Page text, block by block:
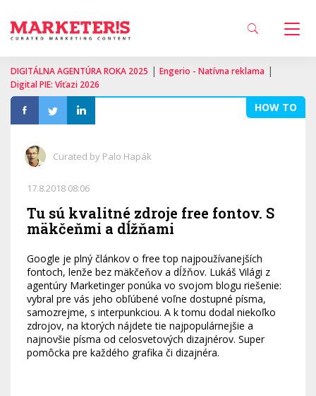
DIGITÁLNA AGENTÚRA ROKA 2025 | Engerio - Natívna reklama |
Digital PIE: Víťazi 2026
HOW TO
Curated by Palo Hapák
17.8.2018 08:06
Tu sú kvalitné zdroje free fontov. S
mäkčeňmi a dĺžňami
Google je plný článkov o free top najpoužívanejších
fontoch, lenže bez mäkčeňov a dĺžňov. Lukáš Világi z
agentúry Marketinger ponúka vo svojom blogu riešenie:
vybral pre vás jeho obľúbené voľne dostupné písma,
samozrejme, s interpunkciou. A k tomu dodal niekoľko
zdrojov, na ktorých nájdete tie najpopulárnejšie a
najnovšie písma od celosvetových dizajnérov. Super
pomôcka pre každého grafika či dizajnéra.